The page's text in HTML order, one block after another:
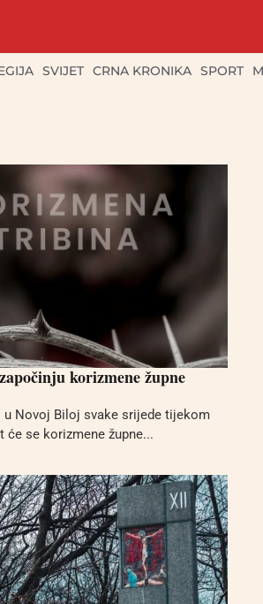
SVIJET CRNA KRONIKA SPORT
korizmene župne
u Novoj Biloj svake srijede tijekom
će se korizmene župne...